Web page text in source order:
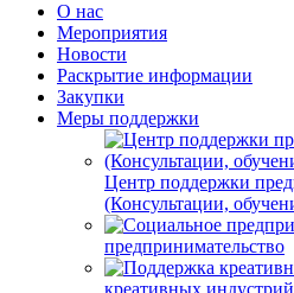
О нас
Мероприятия
Новости
Раскрытие информации
Закупки
Меры поддержки
Центр поддержки
(Консультации,
предпринимательство
креативных индустрий